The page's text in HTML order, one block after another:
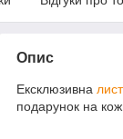
Опис
Ексклюзивна
подарунок на